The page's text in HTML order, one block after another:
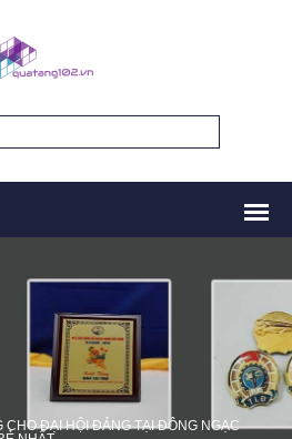
CHO ĐẠI HỘI ĐẢNG TẠI ĐÔNG NGẠC